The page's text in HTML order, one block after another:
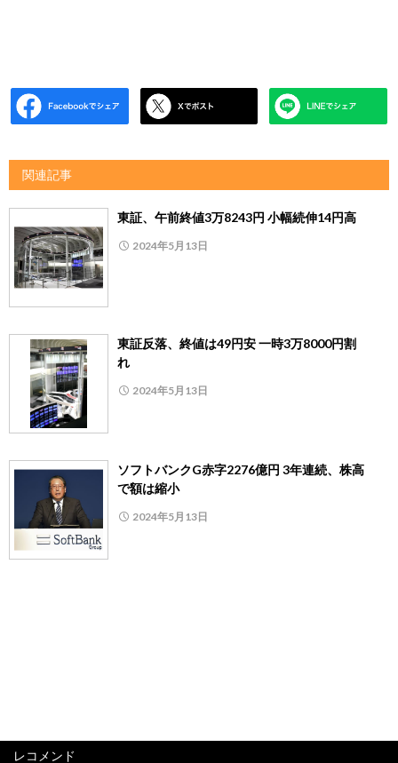
関連記事
東証、午前終値3万8243円 小幅続伸14円高
2024年5月13日
東証反落、終値は49円安 一時3万8000円割
れ
2024年5月13日
ソフトバンクG赤字2276億円 3年連続、株高
で額は縮小
2024年5月13日
レコメンド